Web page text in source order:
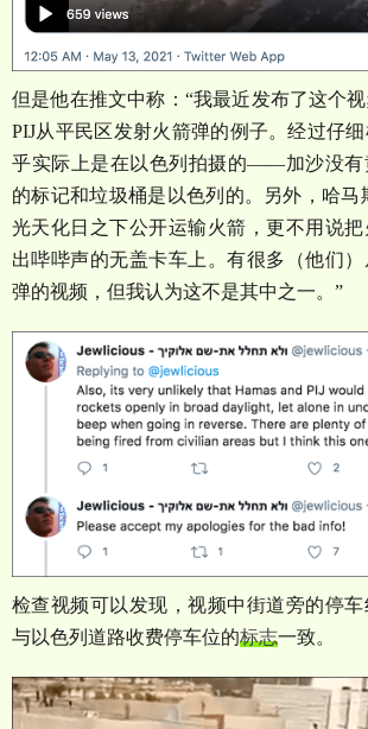
但是他在推文中称： “我最近发布了这个
PIJ从平民区发射火箭弹的例子。经过仔
乎实际上是在以色列拍摄的——加沙没
的标记和垃圾桶是以色列的。另外，哈马
光天化日之下公开运输火箭，更不用说
出哔哔声的无盖卡车上。有很多（他们
弹的视频，但我认为这不是其中之一。 ”
检查视频可以发现，视频中街道旁的停
与以色列道路收费停车位的标志一致。